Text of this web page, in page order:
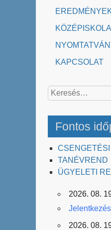
KAPCSOLAT
Keresés:
Fontos
TANÉVREND
ÜGYELETI
2026. 08.
2026. 08.